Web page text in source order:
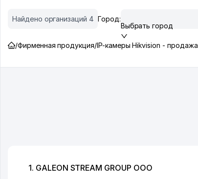
Найдено организаций 4 Город:
Выбрать город
/Фирменная продукция/IP-камеры Hikvision - продажа
1. GALEON STREAM GROUP ООО